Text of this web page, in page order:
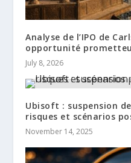
Analyse de l’IPO de
opportunité
July 8, 2026
Ubisoft : suspension
risques et scénarios
November 14, 2025